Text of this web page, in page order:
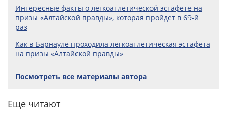
Интересные факты о легкоатлетической эстафете на
призы «Алтайской правды», которая пройдет в 69-й
раз
Как в Барнауле проходила легкоатлетическая эстафета
на призы «Алтайской правды»
Посмотреть все материалы автора
Еще читают